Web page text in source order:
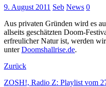
9. August 2011 Seb News 0
Aus privaten Gründen wird es
allseits geschätzten Doom-
erfreulicher Natur ist, werden
unterDoomshallrise.de.
Zurück
ZOSH!, Radio Z: Playlist vom